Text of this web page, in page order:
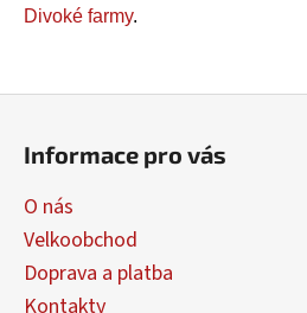
Divoké farmy.
Informace pro vás
O nás
Velkoobchod
Doprava a platba
Kontakty